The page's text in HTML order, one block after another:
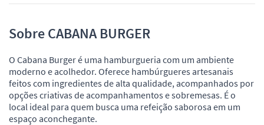
Sobre CABANA BURGER
O Cabana Burger é uma hamburgueria com um ambiente
moderno e acolhedor. Oferece hambúrgueres artesanais
feitos com ingredientes de alta qualidade, acompanhados por
opções criativas de acompanhamentos e sobremesas. É o
local ideal para quem busca uma refeição saborosa em um
espaço aconchegante.